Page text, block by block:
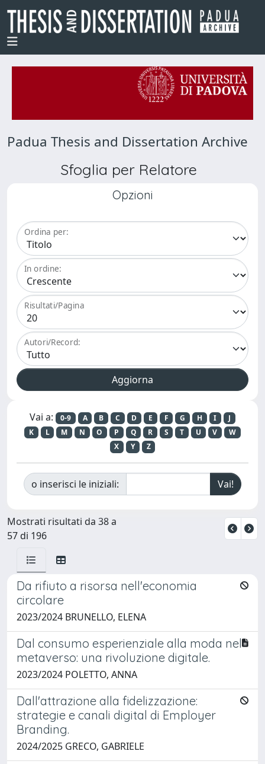
Padua Thesis and Dissertation Archive
Sfoglia per Relatore
Opzioni
Ordina per:
In ordine:
Risultati/Pagina
Autori/Record:
Vai a: 0-9 A B C D E F G H I
J
K
L M N O P Q R S T U V
W
X
Y Z
o inserisci le iniziali:
Mostrati risultati da 38 a
57 di 196
Da rifiuto a risorsa nell'economia
circolare
2023/2024 BRUNELLO, ELENA
Dal consumo esperienziale alla moda nel
metaverso: una rivoluzione digitale.
2023/2024 POLETTO, ANNA
Dall'attrazione alla fidelizzazione:
strategie e canali digital di Employer
Branding.
2024/2025 GRECO, GABRIELE